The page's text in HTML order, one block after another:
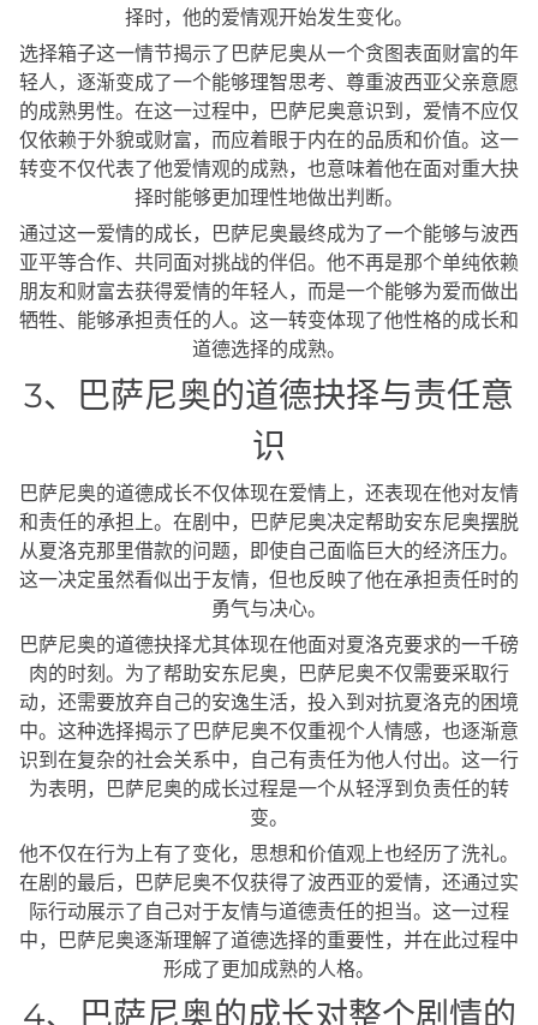
择时，他的爱情观开始发生变化。
选择箱子这一情节揭示了巴萨尼奥从一个贪图表面财富的年
轻人，逐渐变成了一个能够理智思考、尊重波西亚父亲意愿
的成熟男性。在这一过程中，巴萨尼奥意识到，爱情不应仅
仅依赖于外貌或财富，而应着眼于内在的品质和价值。这一
转变不仅代表了他爱情观的成熟，也意味着他在面对重大抉
择时能够更加理性地做出判断。
通过这一爱情的成长，巴萨尼奥最终成为了一个能够与波西
亚平等合作、共同面对挑战的伴侣。他不再是那个单纯依赖
朋友和财富去获得爱情的年轻人，而是一个能够为爱而做出
牺牲、能够承担责任的人。这一转变体现了他性格的成长和
道德选择的成熟。
3、巴萨尼奥的道德抉择与责任意
识
巴萨尼奥的道德成长不仅体现在爱情上，还表现在他对友情
和责任的承担上。在剧中，巴萨尼奥决定帮助安东尼奥摆脱
从夏洛克那里借款的问题，即使自己面临巨大的经济压力。
这一决定虽然看似出于友情，但也反映了他在承担责任时的
勇气与决心。
巴萨尼奥的道德抉择尤其体现在他面对夏洛克要求的一千磅
肉的时刻。为了帮助安东尼奥，巴萨尼奥不仅需要采取行
动，还需要放弃自己的安逸生活，投入到对抗夏洛克的困境
中。这种选择揭示了巴萨尼奥不仅重视个人情感，也逐渐意
识到在复杂的社会关系中，自己有责任为他人付出。这一行
为表明，巴萨尼奥的成长过程是一个从轻浮到负责任的转
变。
他不仅在行为上有了变化，思想和价值观上也经历了洗礼。
在剧的最后，巴萨尼奥不仅获得了波西亚的爱情，还通过实
际行动展示了自己对于友情与道德责任的担当。这一过程
中，巴萨尼奥逐渐理解了道德选择的重要性，并在此过程中
形成了更加成熟的人格。
4、巴萨尼奥的成长对整个剧情的